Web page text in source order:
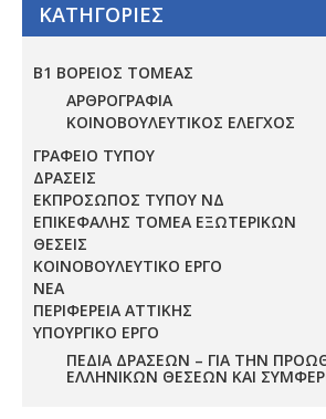
ΚΑΤΗΓΟΡΙΕΣ
Β1 ΒΟΡΕΙΟΣ ΤΟΜΕΑΣ
ΑΡΘΡΟΓΡΑΦΙΑ
ΚΟΙΝΟΒΟΥΛΕΥΤΙΚΟΣ ΕΛΕΓΧΟΣ
ΓΡΑΦΕΙΟ ΤΥΠΟΥ
ΔΡΑΣΕΙΣ
ΕΚΠΡΟΣΩΠΟΣ ΤΥΠΟΥ ΝΔ
ΕΠΙΚΕΦΑΛΗΣ ΤΟΜΕΑ ΕΞΩΤΕΡΙΚΩΝ
ΘΕΣΕΙΣ
ΚΟΙΝΟΒΟΥΛΕΥΤΙΚΟ ΕΡΓΟ
ΝΕΑ
ΠΕΡΙΦΕΡΕΙΑ ΑΤΤΙΚΗΣ
ΥΠΟΥΡΓΙΚΟ ΕΡΓΟ
ΠΕΔΊΑ ΔΡΆΣΕΩΝ – ΓΙΑ ΤΗΝ
ΕΛΛΗΝΙΚΏΝ ΘΈΣΕΩΝ ΚΑΙ